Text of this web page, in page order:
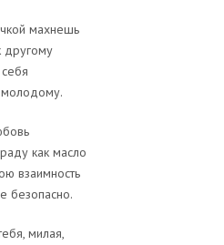
махнешь
другому
как масло
взаимность
безопасно.
милая,